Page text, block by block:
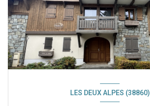
LES DEUX ALPES (38860)